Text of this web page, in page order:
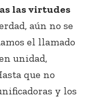
las virtudes
aún no se
el llamado
unidad,
que no
y los